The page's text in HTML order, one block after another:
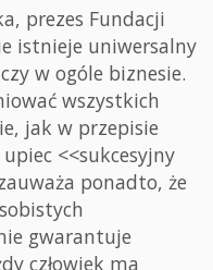
prezes Fundacji
istnieje uniwersalny
w ogóle biznesie.
wszystkich
jak w przepisie
<<sukcesyjny
ponadto, że
gwarantuje
człowiek ma